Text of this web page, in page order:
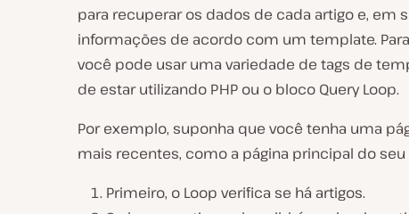
para recuperar os dados de cada artigo e, em
informações de acordo com um template.
você pode usar uma variedade de tags de
de estar utilizando PHP ou o bloco Query Loop.
Por exemplo, suponha que você tenha uma
mais recentes, como a página principal do seu
Primeiro, o Loop verifica se há artigos.